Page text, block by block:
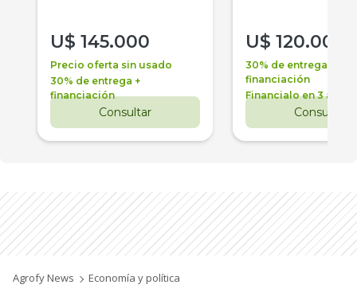
U$ 145.000
Precio oferta sin usado
30% de entrega +
financiación
Consultar
U$ 120.000
30% de entrega +
financiación
Financialo en 3 años
Consultar
Agrofy News Economía y política